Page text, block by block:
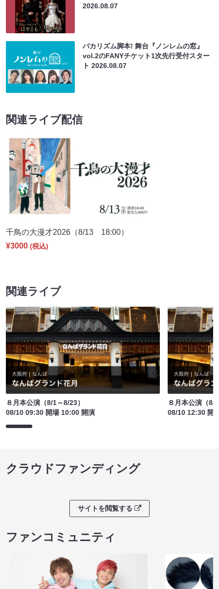
2026.08.07
バカリズム脚本! 舞台『ノンレムの窓』
vol.2のFANYチケット1次先行受付スター
ト2026.08.07
関連ライブ配信
千鳥の大漫才2026（8/13 18:00）
¥3000 (税込)
関連ライブ
８月本公演（8/1～8/23）
08/10 09:30 開場 10:00 開演
８月本公演（8/
08/10 12:30 開
クラウドファンディング
サイトを閲覧する
ファンコミュニティ